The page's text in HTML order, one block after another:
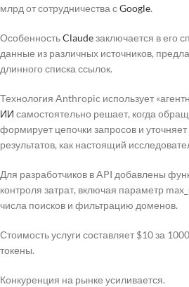
млрд от сотрудничества сGoogle.
ОсобенностьClaudeзаключается в его
данные из различных источников,
длинного списка ссылок.
Технология Anthropic использует
ИИ самостоятельно решает, когда
формирует цепочки запросов и
результатов, как настоящий
Для разработчиков в API добавлены
контроля затрат, включая параметр
числа поисков и фильтрацию доменов.
Стоимость услуги составляет $10 за
токены.
Конкуренция на рынке усиливается.